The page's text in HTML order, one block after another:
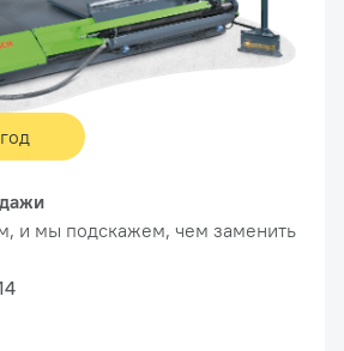
и мы подскажем, чем заменить